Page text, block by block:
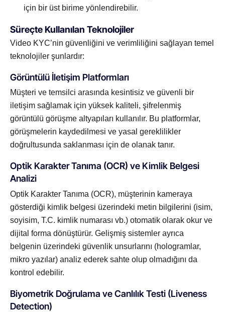
için bir üst birime yönlendirebilir.
Süreçte Kullanılan Teknolojiler
Video KYC’nin güvenliğini ve verimliliğini sağlayan temel
teknolojiler şunlardır:
Görüntülü İletişim Platformları
Müşteri ve temsilci arasında kesintisiz ve güvenli bir
iletişim sağlamak için yüksek kaliteli, şifrelenmiş
görüntülü görüşme altyapıları kullanılır. Bu platformlar,
görüşmelerin kaydedilmesi ve yasal gereklilikler
doğrultusunda saklanması için de olanak tanır.
Optik Karakter Tanıma (OCR) ve Kimlik Belgesi
Analizi
Optik Karakter Tanıma (OCR), müşterinin kameraya
gösterdiği kimlik belgesi üzerindeki metin bilgilerini (isim,
soyisim, T.C. kimlik numarası vb.) otomatik olarak okur ve
dijital forma dönüştürür. Gelişmiş sistemler ayrıca
belgenin üzerindeki güvenlik unsurlarını (hologramlar,
mikro yazılar) analiz ederek sahte olup olmadığını da
kontrol edebilir.
Biyometrik Doğrulama ve Canlılık Testi (Liveness
Detection)